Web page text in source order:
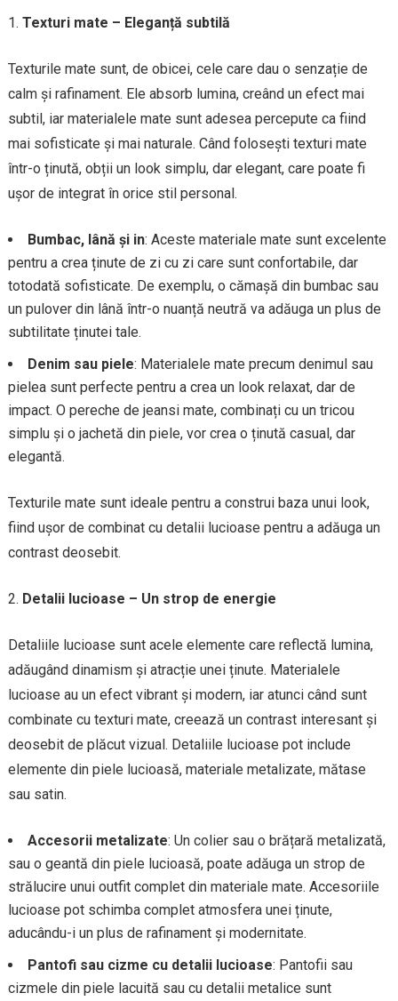
Texturi mate – Eleganță subtilă
Texturile mate sunt, de obicei, cele care dau o senzație de
calm și rafinament. Ele absorb lumina, creând un efect mai
subtil, iar materialele mate sunt adesea percepute ca fiind
mai sofisticate și mai naturale. Când folosești texturi mate
într-o ținută, obții un look simplu, dar elegant, care poate fi
ușor de integrat în orice stil personal.
Bumbac, lână și in: Aceste materiale mate sunt excelente
pentru a crea ținute de zi cu zi care sunt confortabile, dar
totodată sofisticate. De exemplu, o cămașă din bumbac sau
un pulover din lână într-o nuanță neutră va adăuga un plus de
subtilitate ținutei tale.
Denim sau piele: Materialele mate precum denimul sau
pielea sunt perfecte pentru a crea un look relaxat, dar de
impact. O pereche de jeansi mate, combinați cu un tricou
simplu și o jachetă din piele, vor crea o ținută casual, dar
elegantă.
Texturile mate sunt ideale pentru a construi baza unui look,
fiind ușor de combinat cu detalii lucioase pentru a adăuga un
contrast deosebit.
Detalii lucioase – Un strop de energie
Detaliile lucioase sunt acele elemente care reflectă lumina,
adăugând dinamism și atracție unei ținute. Materialele
lucioase au un efect vibrant și modern, iar atunci când sunt
combinate cu texturi mate, creează un contrast interesant și
deosebit de plăcut vizual. Detaliile lucioase pot include
elemente din piele lucioasă, materiale metalizate, mătase
sau satin.
Accesorii metalizate: Un colier sau o brățară metalizată,
sau o geantă din piele lucioasă, poate adăuga un strop de
strălucire unui outfit complet din materiale mate. Accesoriile
lucioase pot schimba complet atmosfera unei ținute,
aducându-i un plus de rafinament și modernitate.
Pantofi sau cizme cu detalii lucioase: Pantofii sau
cizmele din piele lacuită sau cu detalii metalice sunt